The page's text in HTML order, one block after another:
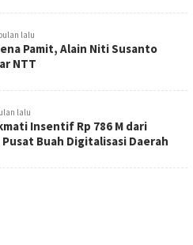
lalu
Pamit, Alain Niti Susanto
NTT
lalu
Insentif Rp 786 M dari
Buah Digitalisasi Daerah